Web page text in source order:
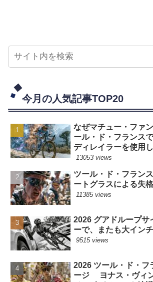
今月の人気記事TOP20
なぜマチュー・ファ
ール・ド・フランス
ディレイラーを使用
13053 views
ツール・ド・フラン
ートグラスによる失
11385 views
2026 グアドループサ
ーで、またも大イン
9515 views
2026 ツール・ド・フ
ージ ヨナス・ヴィ